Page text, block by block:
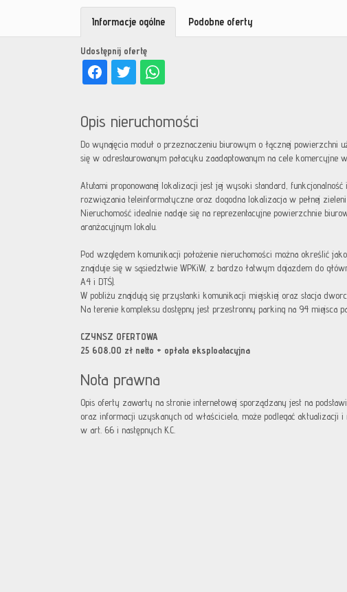
Udostępnij ofertę
Informacje ogólne Podobne oferty
Opis nieruchomości
Do wynajęcia moduł o przeznaczeniu biurowym o łącznej powierzchni
się w odrestaurowanym pałacyku zaadaptowanym na cele komercyjne
Atutami proponowanej lokalizacji jest jej wysoki standard, funkcjonalność
rozwiązania teleinformatyczne oraz dogodna lokalizacja w pełnej
Nieruchomość idealnie nadaje się na reprezentacyjne powierzchnie
aranżacyjnym lokalu.
Pod względem komunikacji położenie nieruchomości można określić
znajduje się w sąsiedztwie WPKiW, z bardzo łatwym dojazdem do
A4 i DTŚ).
W pobliżu znajdują się przystanki komunikacji miejskiej oraz stacja
Na terenie kompleksu dostępny jest przestronny parking na 94 miejsca
CZYNSZ OFERTOWA
25 608,00 zł netto + opłata eksploatacyjna
Nota prawna
Opis oferty zawarty na stronie internetowej sporządzany jest na
oraz informacji uzyskanych od właściciela, może podlegać aktualizacji
w art. 66 i następnych K.C.